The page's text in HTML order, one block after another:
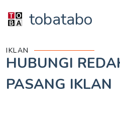
tobatabo
IKLAN
HUBUNGI
PASANG IKLAN